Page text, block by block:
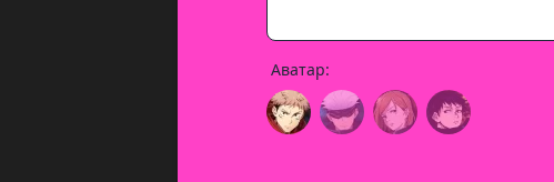
Аватар: